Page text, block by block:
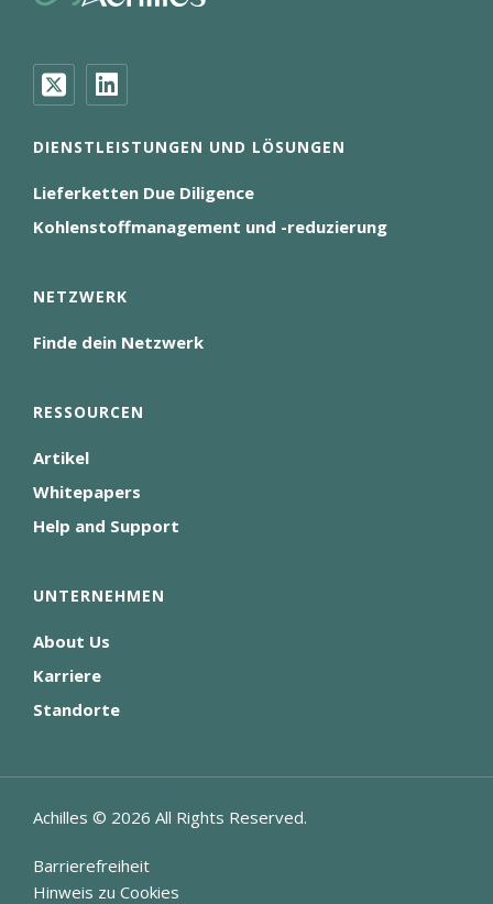
DIENSTLEISTUNGEN UND LÖSUNGEN
Lieferketten Due Diligence
Kohlenstoffmanagement und -reduzierung
NETZWERK
Finde dein Netzwerk
RESSOURCEN
Artikel
Whitepapers
Help and Support
UNTERNEHMEN
About Us
Karriere
Standorte
Achilles © 2026 All Rights Reserved.
Barrierefreiheit
Hinweis zu Cookies